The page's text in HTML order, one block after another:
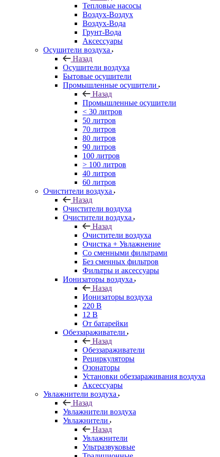
Тепловые насосы
Воздух-Воздух
Воздух-Вода
Грунт-Вода
Аксессуары
Осушители воздуха
Назад
Осушители воздуха
Бытовые осушители
Промышленные осушители
Назад
Промышленные осушители
< 30 литров
50 литров
70 литров
80 литров
90 литров
100 литров
> 100 литров
40 литров
60 литров
Очистители воздуха
Назад
Очистители воздуха
Очистители воздуха
Назад
Очистители воздуха
Очистка + Увлажнение
Cо сменными фильтрами
Без сменных фильтров
Фильтры и аксессуары
Ионизаторы воздуха
Назад
Ионизаторы воздуха
220 В
12 В
От батарейки
Обеззараживатели
Назад
Обеззараживатели
Рециркуляторы
Озонаторы
Установки обеззараживания воздуха
Аксессуары
Увлажнители воздуха
Назад
Увлажнители воздуха
Увлажнители
Назад
Увлажнители
Ультразвуковые